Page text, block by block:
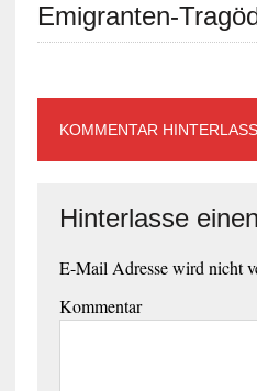
Emigranten-
KOMMENTAR
Hinterlasse
E-Mail Adresse wird nicht
Kommentar